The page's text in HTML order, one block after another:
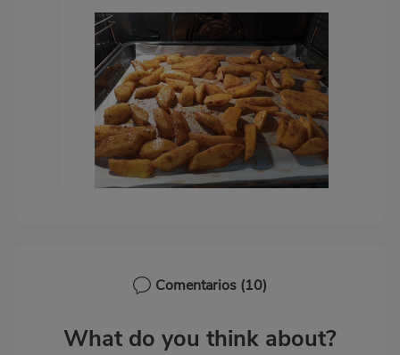
Comentarios (10)
What do you think about?